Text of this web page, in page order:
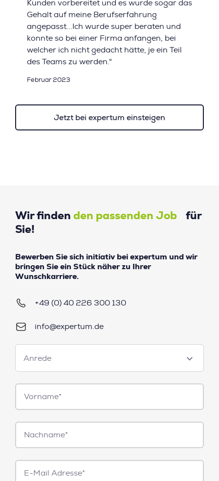
Kunden vorbereitet und es wurde sogar das
Gehalt auf meine Berufserfahrung
angepasst...Ich wurde super beraten und
konnte so bei einer Firma anfangen, bei
welcher ich nicht gedacht hätte, je ein Teil
des Teams zu werden."
Februar 2023
Jetzt bei expertum einsteigen
Wir finden den passenden Job für
Sie!
Bewerben Sie sich initiativ bei expertum und wir
bringen Sie ein Stück näher zu Ihrer
Wunschkarriere.
+49 (0) 40 226 300 130
info@expertum.de
Anrede
Anrede
Vorname*
Nachname*
E-
Mail*